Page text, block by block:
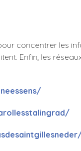
concentrer les
Enfin, les